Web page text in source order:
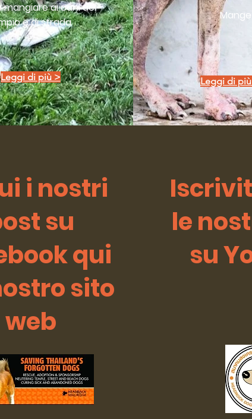
mangiare ai cani del
e di strada
Leggi di più >
Mange
Leggi di
i nostri
su
qui
sito
web
le
su